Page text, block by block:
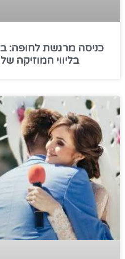
כניסה מרגשת לחופה:
בליווי המוזיקה